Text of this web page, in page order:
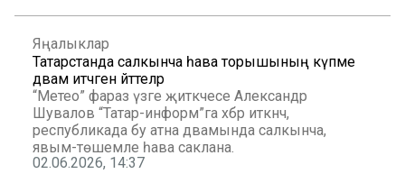
Яңалыклар
Татарстанда салкынча һава торышының күпме
дәвам итәчәген әйттеләр
“Метео” фараз үзәге җитәкчесе Александр
Шувалов “Татар-информ”га хәбәр иткәнчә,
республикада бу атна дәвамында салкынча,
явым-төшемле һава саклана.
02.06.2026, 14:37